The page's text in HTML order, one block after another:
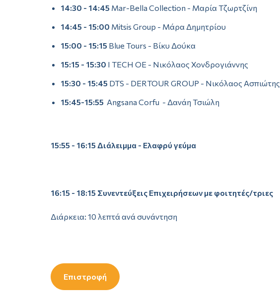
14:30 - 14:45 Mar-Bella Collection - Μαρία Τζωρτζίνη
14:45 - 15:00 Mitsis Group - Μάρα Δημητρίου
15:00 - 15:15 Blue Tours - Bίκυ Δούκα
15:15 - 15:30 I TECH OE - Νικόλαος Χονδρογιάννης
15:30 - 15:45 DTS - DERTOUR GROUP - Νικόλαος Ασπιώτης
15:45-15:55 Angsana Corfu - Δανάη Τσιώλη
15:55 - 16:15 Διάλειμμα - Ελαφρύ γεύμα
16:15 - 18:15 Συνεντεύξεις Επιχειρήσεων με φοιτητές/τριες
Διάρκεια: 10 λεπτά ανά συνάντηση
Επιστροφή